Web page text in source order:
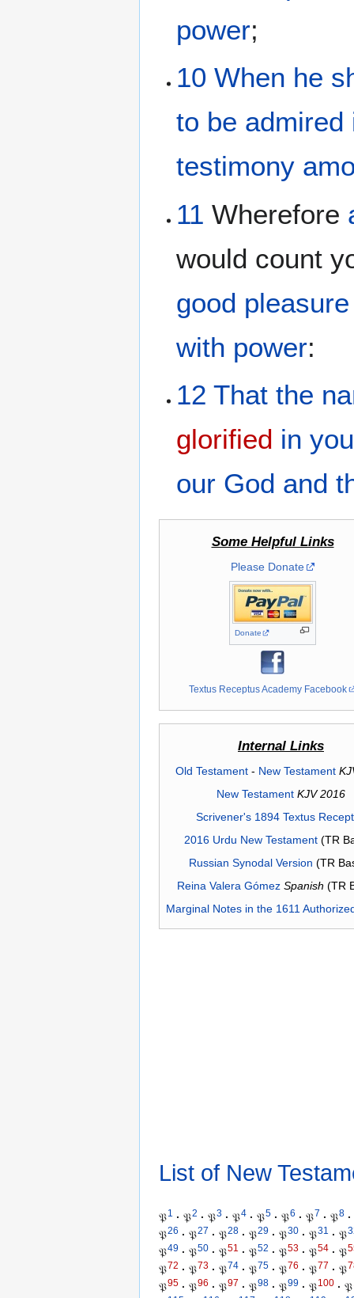
power;
10 When he
to be admired
testimony
11 Wherefore
would count
good pleasure
with power:
12 That the
glorified in you
our God and
Some Helpful Links
Please Donate
Donate
Textus Receptus Academy Facebook
Internal Links
Old Testament- New Testament
New Testament KJV 2016
Scrivener's 1894 Textus
2016 Urdu New Testament(TR
Russian Synodal Version (TR
Reina Valera Gómez Spanish (TR
Marginal Notes in the 1611
List of New
𝔓1 · 𝔓2 · 𝔓3 · 𝔓4 · 𝔓5 · 𝔓6 · 𝔓7 · 𝔓8 ·
𝔓26 · 𝔓27 · 𝔓28 · 𝔓29 · 𝔓30 · 𝔓31 · 𝔓
𝔓49 · 𝔓50 · 𝔓51 · 𝔓52 · 𝔓53 · 𝔓54 · 𝔓
𝔓72 · 𝔓73 · 𝔓74 · 𝔓75 · 𝔓76 · 𝔓77 · 𝔓
𝔓95 · 𝔓96 · 𝔓97 · 𝔓98 · 𝔓99 · 𝔓100 · 𝔓